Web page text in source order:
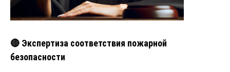
🔴 Экспертиза соответствия пожарной
безопасности